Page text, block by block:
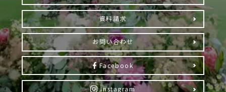
資料請求
お問い合わせ
Facebook
Instagram